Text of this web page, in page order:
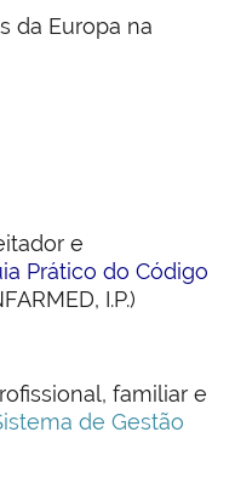
da Europa na
e
Prático do Código
I.P.)
familiar e
de Gestão